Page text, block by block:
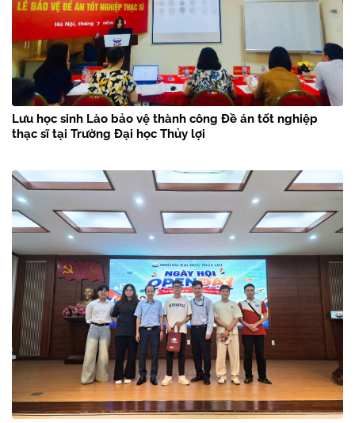
Lưu học sinh Lào bảo vệ thành công Đề án tốt nghiệp
thạc sĩ tại Trường Đại học Thủy lợi